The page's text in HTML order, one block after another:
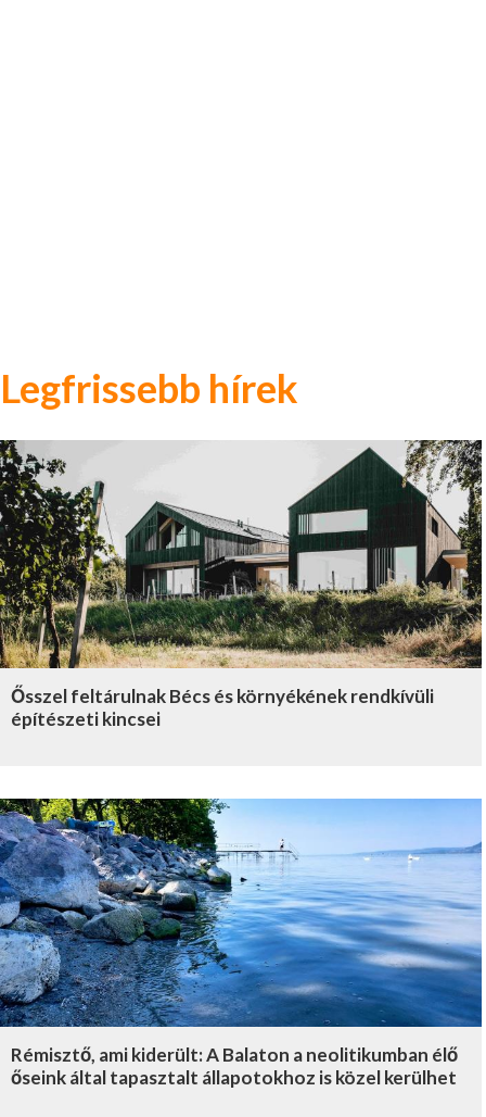
Legfrissebb hírek
Ősszel feltárulnak Bécs és környékének rendkívüli
építészeti kincsei
Rémisztő, ami kiderült: A Balaton a neolitikumban élő
őseink által tapasztalt állapotokhoz is közel kerülhet